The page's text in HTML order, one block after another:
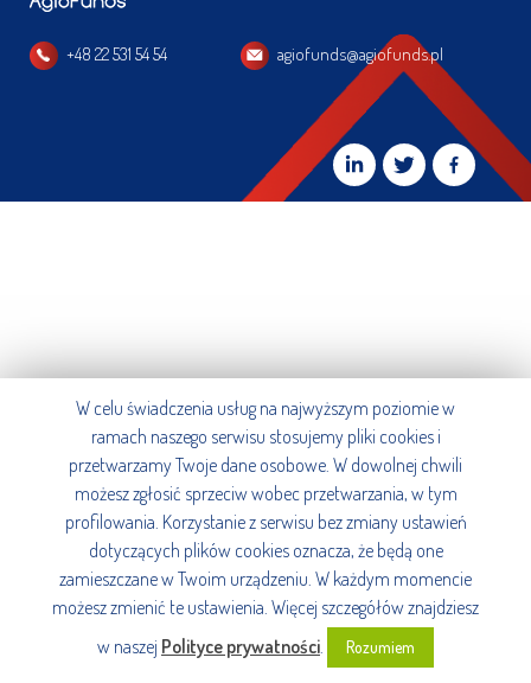
+48 22 531 54 54 agiofunds@agiofunds.pl
W celu świadczenia usług na najwyższym poziomie w
ramach naszego serwisu stosujemy pliki cookies i
przetwarzamy Twoje dane osobowe. W dowolnej chwili
możesz zgłosić sprzeciw wobec przetwarzania, w tym
profilowania. Korzystanie z serwisu bez zmiany ustawień
dotyczących plików cookies oznacza, że będą one
zamieszczane w Twoim urządzeniu. W każdym momencie
możesz zmienić te ustawienia. Więcej szczegółów znajdziesz
w naszej Polityce prywatności. Rozumiem